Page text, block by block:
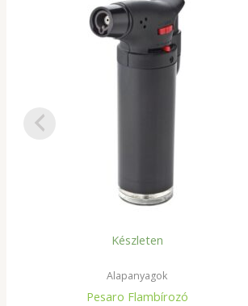
Készleten
Alapanyagok
Pesaro Flambírozó